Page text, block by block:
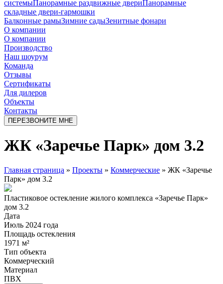
системыПанорамные раздвижные двериПанорамные
складные двери-гармошки
Балконные рамыЗимние садыЗенитные фонари
О компании
О компании
Производство
Наш шоурум
Команда
Отзывы
Сертификаты
Для дилеров
Объекты
Контакты
ПЕРЕЗВОНИТЕ МНЕ
ЖК «Заречье Парк» дом 3.2
Главная страница » Проекты » Коммерческие » ЖК «Заречье
Парк» дом 3.2
Пластиковое остекление жилого комплекса «Заречье Парк»
дом 3.2
Дата
Июль 2024 года
Площадь остекления
1971 м²
Тип объекта
Коммерческий
Материал
ПВХ